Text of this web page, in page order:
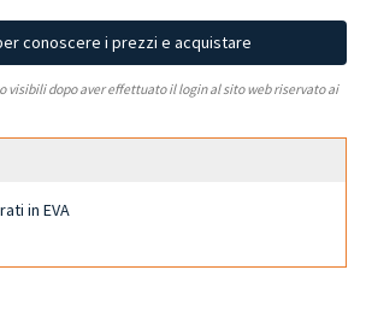
conoscere i prezzi e acquistare
visibili dopo aver effettuato il login al sito web riservato ai
in EVA